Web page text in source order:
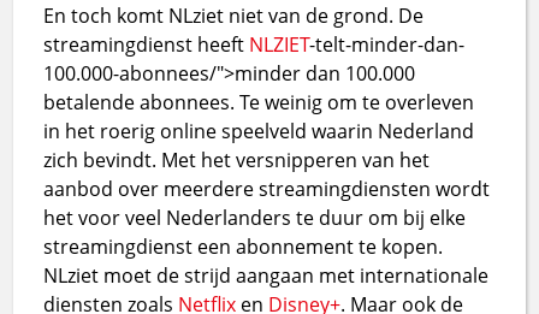
En toch komt NLziet niet van de grond. De
streamingdienst heeft NLZIET-telt-minder-dan-
100.000-abonnees/">minder dan 100.000
betalende abonnees. Te weinig om te overleven
in het roerig online speelveld waarin Nederland
zich bevindt. Met het versnipperen van het
aanbod over meerdere streamingdiensten wordt
het voor veel Nederlanders te duur om bij elke
streamingdienst een abonnement te kopen.
NLziet moet de strijd aangaan met internationale
diensten zoals Netflix en Disney+. Maar ook de